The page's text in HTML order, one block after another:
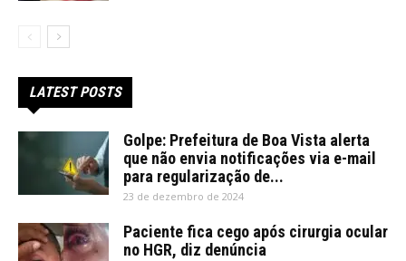
LATEST POSTS
Golpe: Prefeitura de Boa Vista alerta
que não envia notificações via e-mail
para regularização de...
23 de dezembro de 2024
Paciente fica cego após cirurgia ocular
no HGR, diz denúncia